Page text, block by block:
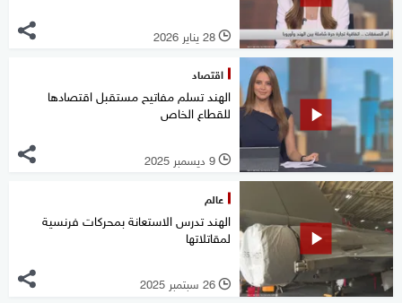
l 28 يناير 2026
اقتصاد
الهند تسلم مفاتيح مستقبل اقتصادها
للقطاع الخاص
l 9 ديسمبر 2025
عالم
الهند تدرس الاستعانة بمحركات فرنسية
لمقاتلاتها
l 26 سبتمبر 2025